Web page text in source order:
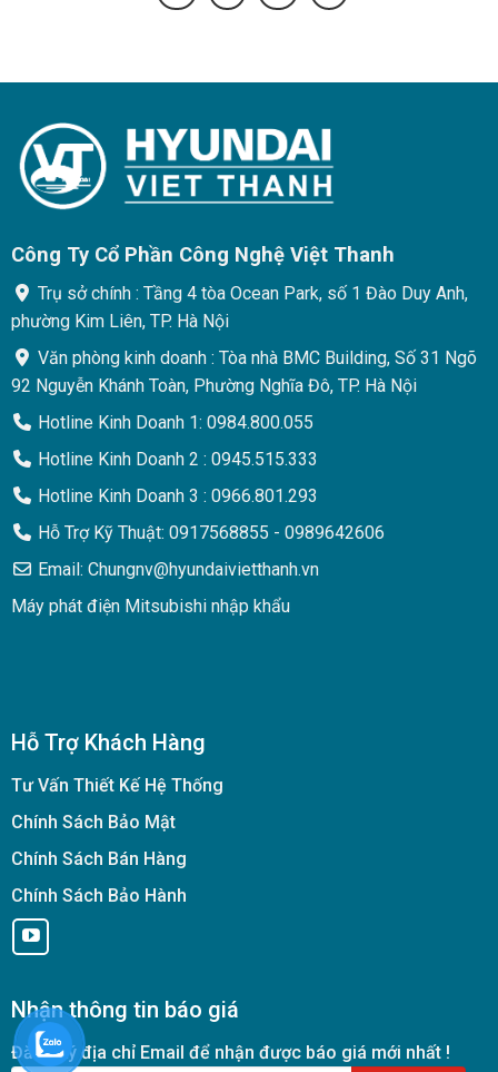
Công Ty Cổ Phần Công Nghệ Việt Thanh
Trụ sở chính : Tầng 4 tòa Ocean Park, số 1 Đào Duy Anh,
phường Kim Liên, TP. Hà Nội
Văn phòng kinh doanh : Tòa nhà BMC Building, Số 31 Ngõ
92 Nguyễn Khánh Toàn, Phường Nghĩa Đô, TP. Hà Nội
Hotline Kinh Doanh 1: 0984.800.055
Hotline Kinh Doanh 2 : 0945.515.333
Hotline Kinh Doanh 3 : 0966.801.293
Hỗ Trợ Kỹ Thuật: 0917568855 - 0989642606
Email: Chungnv@hyundaivietthanh.vn
Máy phát điện Mitsubishi nhập khẩu
Hỗ Trợ Khách Hàng
Tư Vấn Thiết Kế Hệ Thống
Chính Sách Bảo Mật
Chính Sách Bán Hàng
Chính Sách Bảo Hành
Nhận thông tin báo giá
Đăng ký địa chỉ Email để nhận được báo giá mới nhất !